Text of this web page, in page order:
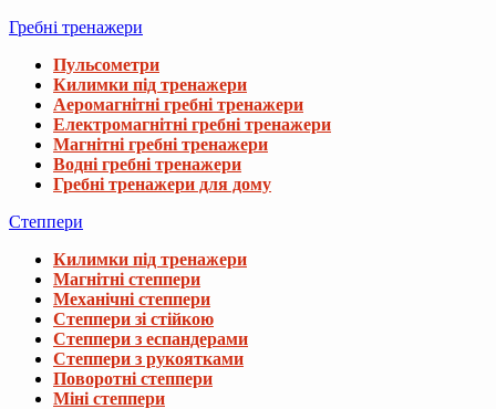
Гребні тренажери
Пульсометри
Килимки під тренажери
Аеромагнітні гребні тренажери
Електромагнітні гребні тренажери
Магнітні гребні тренажери
Водні гребні тренажери
Гребні тренажери для дому
Степпери
Килимки під тренажери
Магнітні степпери
Механічні степпери
Степпери зі стійкою
Степпери з еспандерами
Степпери з рукоятками
Поворотні степпери
Міні степпери